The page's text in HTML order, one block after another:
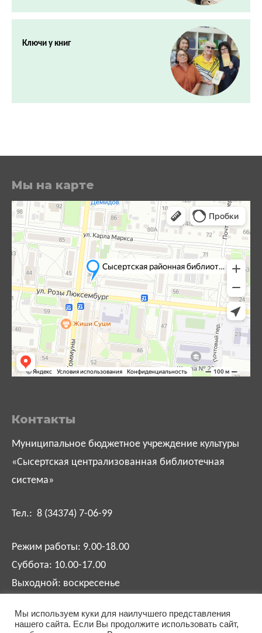
Ключи у книг
Мы на карте
Контакты
Муниципальное бюджетное учреждение культуры
«Сысертская централизованная библиотечная
система»
Тел.: 8 (34374) 7-06-99
Режим работы: 9.00-18.00
Суббота: 10.00-17.00
Выходной: воскресенье
biblsysert@mail.ru
Мы используем куки для наилучшего представления
нашего сайта. Если Вы продолжите использовать сайт,